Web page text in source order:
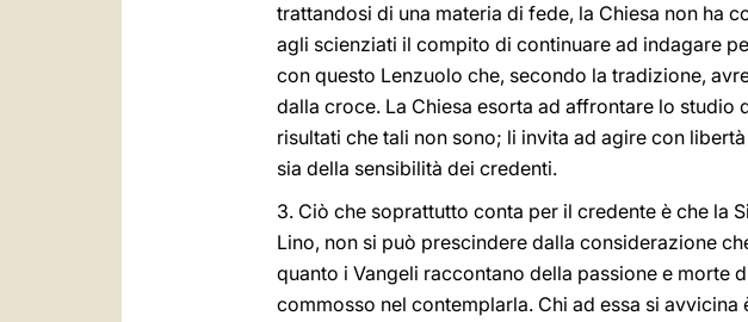
trattandosi di una materia di fede, la Chiesa non ha
agli scienziati il compito di continuare ad indagare
con questo Lenzuolo che, secondo la tradizione,
dalla croce. La Chiesa esorta ad affrontare lo
risultati che tali non sono; li invita ad agire con
sia della sensibilità dei credenti.
3. Ciò che soprattutto conta per il credente è che la
Lino, non si può prescindere dalla considerazione
quanto i Vangeli raccontano della passione e morte
commosso nel contemplarla. Chi ad essa si